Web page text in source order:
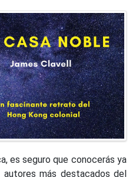
es seguro que conocerás ya
más destacados del